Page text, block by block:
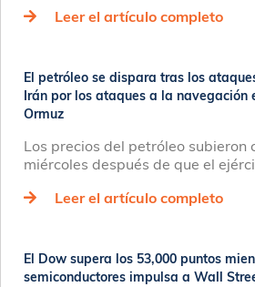
Leer el artículo completo
El petróleo se dispara tras los
Irán por los ataques a la navegación
Ormuz
Los precios del petróleo subieron
miércoles después de que el
Leer el artículo completo
El Dow supera los 53,000 puntos
semiconductores impulsa a Wall